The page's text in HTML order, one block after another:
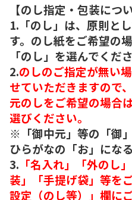
【のし指定・包装につい
1.「のし」は、原則と
す。のし紙をご希望の
「のし」を選んでくださ
2.のしのご指定が無い
せていただきますので
元のしをご希望の場合
選びください。
※「御中元」等の「御
ひらがなの「お」にな
3. 「名入れ」「外のし
装」「手提げ袋」等を
設定（のし等）」欄に